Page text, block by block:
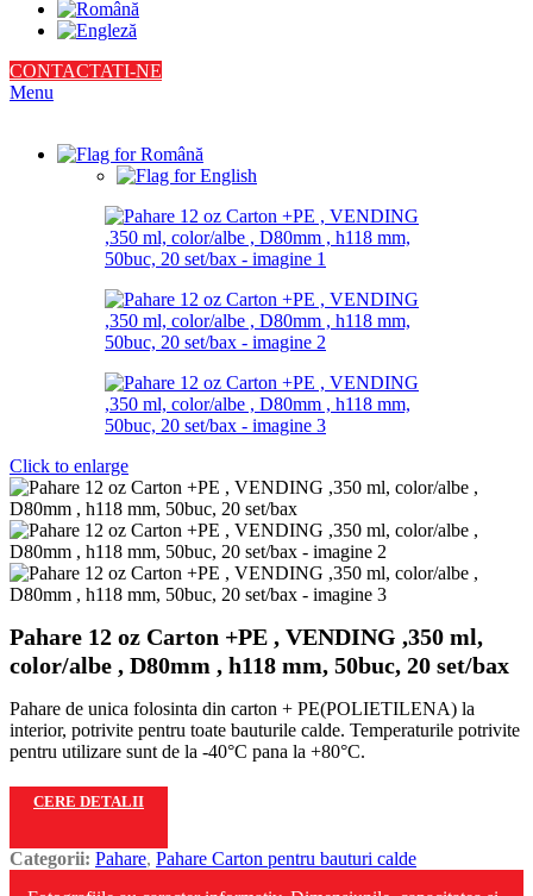
CONTACTATI-NE
Menu
Click to enlarge
Pahare 12 oz Carton +PE , VENDING ,350 ml,
color/albe , D80mm , h118 mm, 50buc, 20 set/bax
Pahare de unica folosinta din carton + PE(POLIETILENA) la
interior, potrivite pentru toate bauturile calde. Temperaturile potrivite
pentru utilizare sunt de la -40°C pana la +80°C.
CERE DETALII
Categorii: Pahare, Pahare Carton pentru bauturi calde